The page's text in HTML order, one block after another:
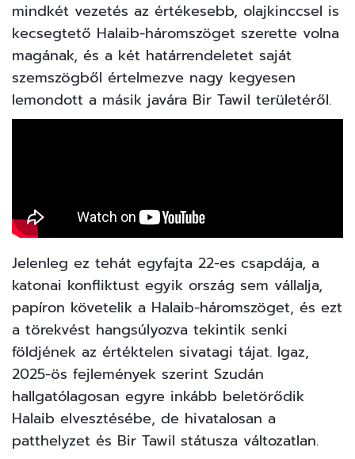
mindkét vezetés az értékesebb, olajkinccsel is
kecsegtető Halaib-háromszöget szerette volna
magának, és a két határrendeletet saját
szemszögből értelmezve nagy kegyesen
lemondott a másik javára Bir Tawil területéről.
Jelenleg ez tehát egyfajta 22-es csapdája, a
katonai konfliktust egyik ország sem vállalja,
papíron követelik a Halaib-háromszöget, és ezt
a törekvést hangsúlyozva tekintik senki
földjének az értéktelen sivatagi tájat. Igaz,
2025-ös fejlemények szerint Szudán
hallgatólagosan egyre inkább beletörődik
Halaib elvesztésébe, de hivatalosan a
patthelyzet és Bir Tawil státusza változatlan.